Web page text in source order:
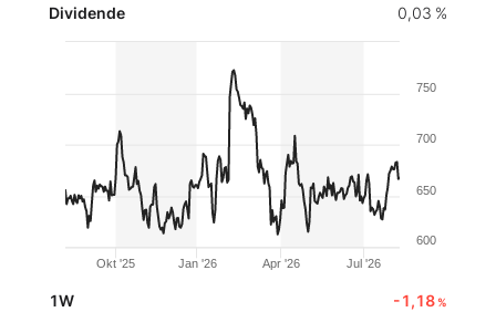
Dividende
0,03 %
Okt '25 Jan '26 Apr '26 Jul '26
600
650
700
750
1W -1,18%